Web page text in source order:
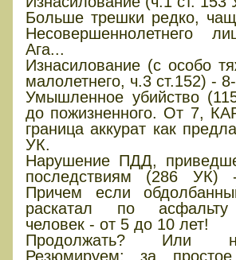
Больше трешки редко,
Несовершеннолетнего
Ага...
Изнасилование (с особо
малолетнего, ч.3 ст.152) -
Умышленное убийство
до пожизненного. От 7,
граница аккурат как
УК.
Нарушение ПДД,
последствиям (286 УК)
Причем если
раскатал по асфальту
человек - от 5 до 10 лет!
Продолжать? Или
Резюмируем: за